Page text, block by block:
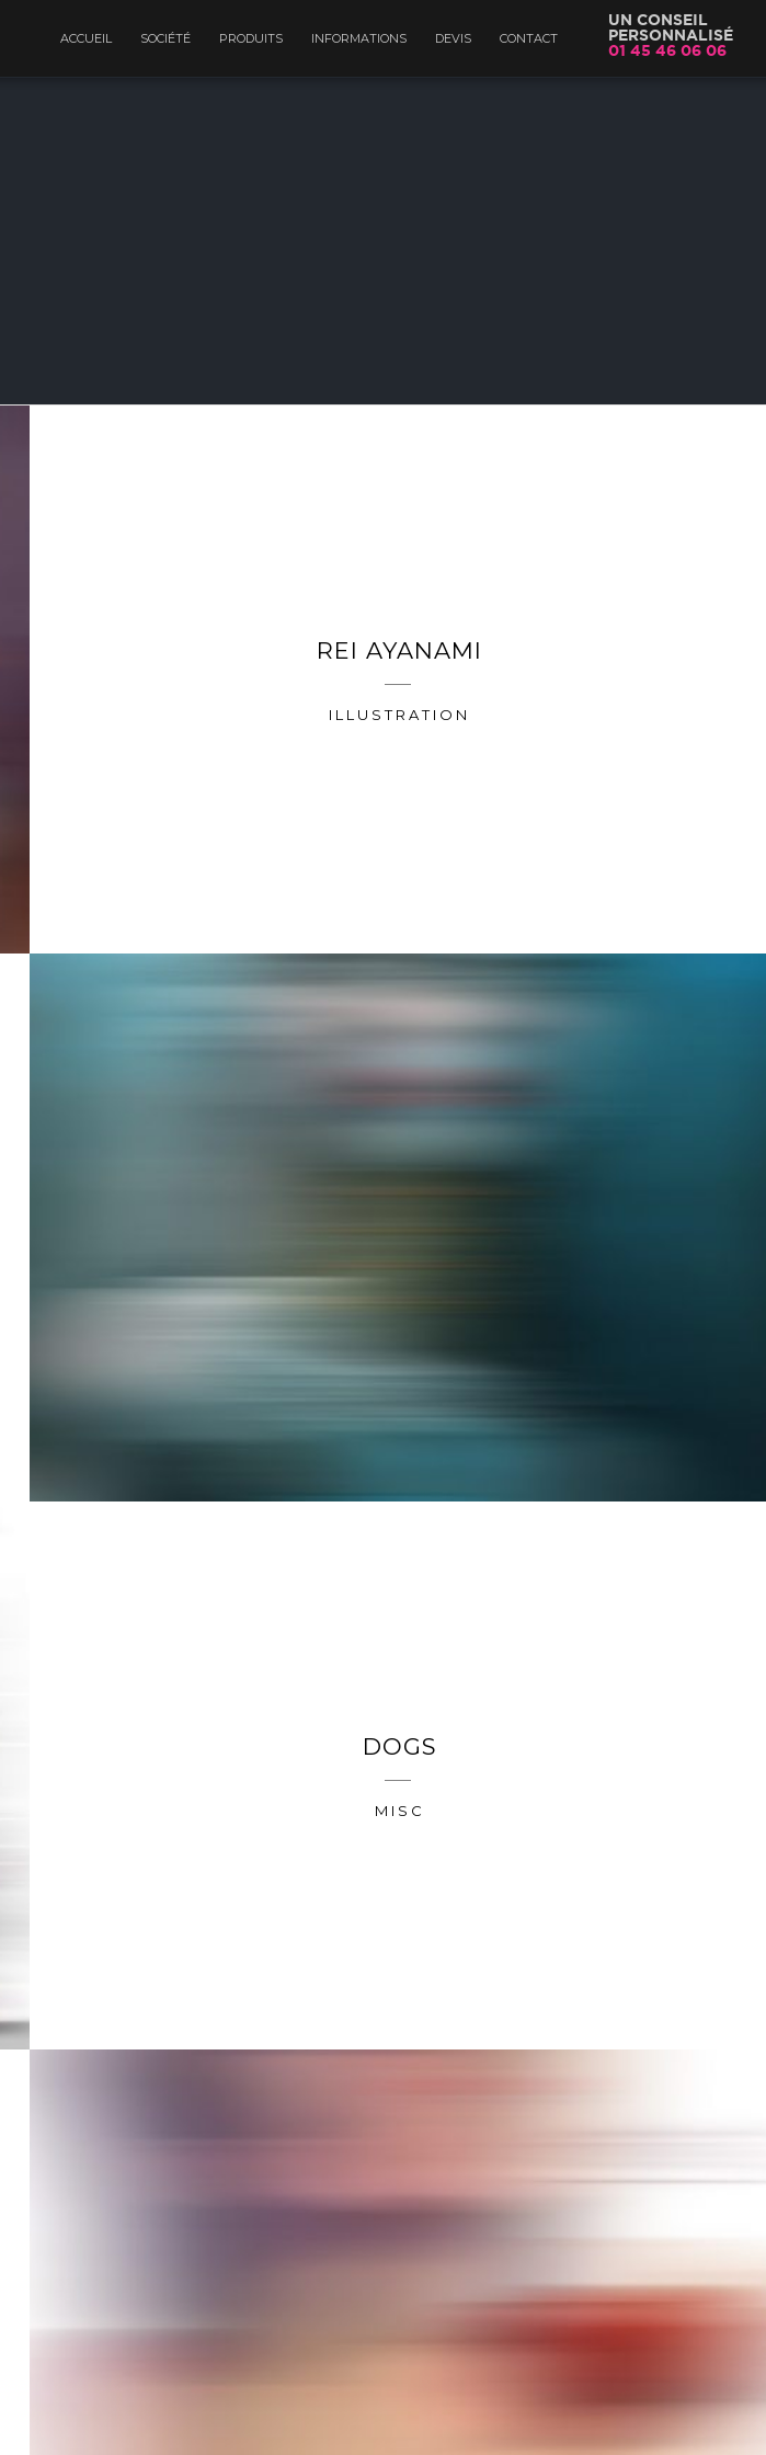
ACCUEIL SOCIÉTÉ PRODUITS INFORMATIONS DEVIS CONTACT
UN CONSEIL
PERSONNALISÉ
01 45 46 06 06
REI AYANAMI
ILLUSTRATION
DOGS
MISC